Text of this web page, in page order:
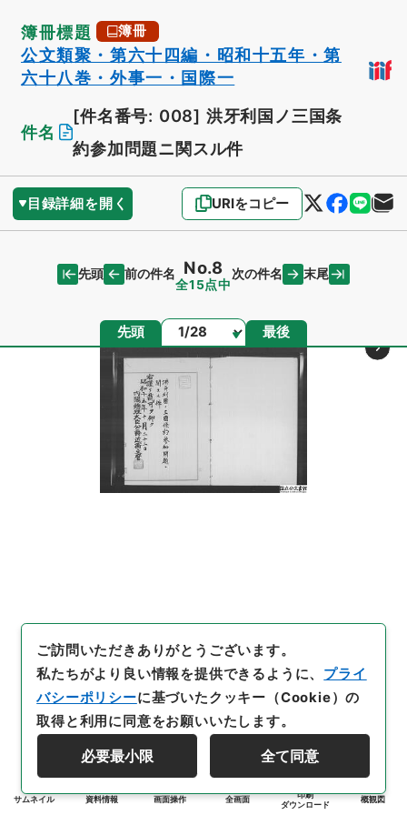
簿冊標題 簿冊
公文類聚・第六十四編・昭和十五年・第
六十八巻・外事一・国際一
件名
[件名番号: 008] 洪牙利国ノ三国条
約参加問題ニ関スル件
目録詳細を開く URIをコピー
先頭 前の件名 No.8
全15点中
次の件名 末尾
先頭 ページ 最後
サムネイル 資料情報 画面操作 全画面
印刷
ダウンロード
概観図
ご訪問いただきありがとうございます。
私たちがより良い情報を提供できるように、 プライ
バシーポリシーに基づいたクッキー（Cookie）の
取得と利用に同意をお願いいたします。
必要最小限 全て同意